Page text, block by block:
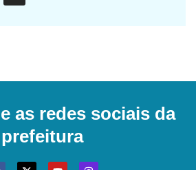
as redes sociais da
prefeitura